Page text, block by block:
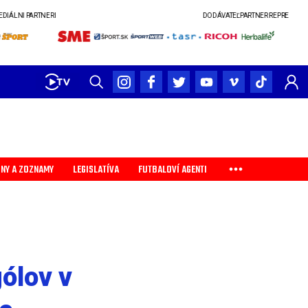
PARTNER REPREZENTÁCIE ŽIEN SRPARTNER SLOVENSKÉHO
A ZOZNAMY LEGISLATÍVA FUTBALOVÍ AGENTI
v